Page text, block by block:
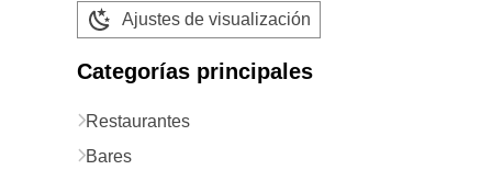
Ajustes de visualización
Categorías principales
Restaurantes
Bares